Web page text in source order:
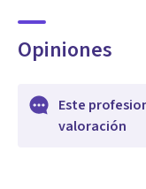
Opiniones
Este
valoración